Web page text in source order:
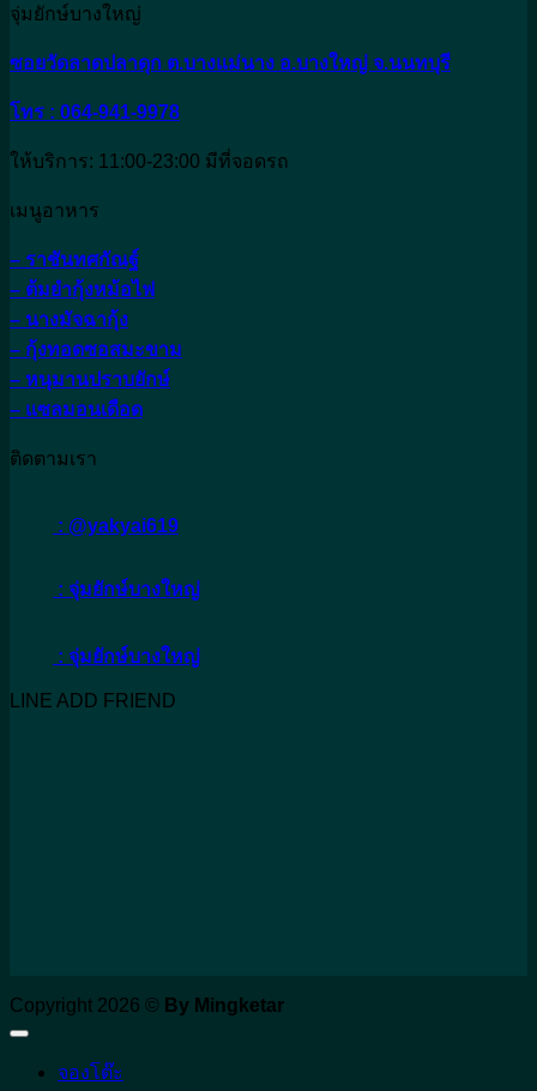
จุ่มยักษ์บางใหญ่
ซอยวัดลาดปลาดุก ต.บางแม่นาง อ.บางใหญ่ จ.นนทบุรี
โทร : 064-941-9978
ให้บริการ: 11:00-23:00 มีที่จอดรถ
เมนูอาหาร
– ราชันทศกัณฐ์
– ต้มยำกุ้งหม้อไฟ
– นางมัจฉากุ้ง
– กุ้งทอดซอสมะขาม
– หนุมานปราบยักษ์
– แซลมอนเดือด
ติดตามเรา
: @yakyai619
: จุ่มยักษ์บางใหญ่
: จุ่มยักษ์บางใหญ่
LINE ADD FRIEND
Copyright 2026 © By Mingketar
จองโต๊ะ